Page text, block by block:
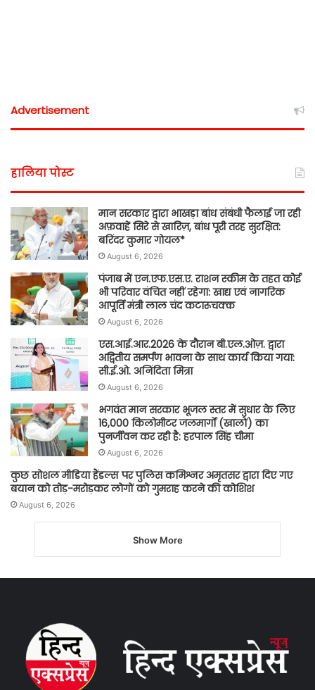
Advertisement
हालिया पोस्ट
मान सरकार द्वारा भाखड़ा बांध संबंधी फैलाई जा रही
अफ़वाहें सिरे से खारिज़, बांध पूरी तरह सुरक्षित:
बरिंदर कुमार गोयल*
August 6, 2026
पंजाब में एन.एफ.एस.ए. राशन स्कीम के तहत कोई
भी परिवार वंचित नहीं रहेगा: खाद्य एवं नागरिक
आपूर्ति मंत्री लाल चंद कटारूचक्क
August 6, 2026
एस.आई.आर.2026 के दौरान बी.एल.ओज़. द्वारा
अद्वितीय समर्पण भावना के साथ कार्य किया गया:
सी.ई.ओ. अनिंदिता मित्रा
August 6, 2026
भगवंत मान सरकार भूजल स्तर में सुधार के लिए
16,000 किलोमीटर जलमार्गों (खालों) का
पुनर्जीवन कर रही है: हरपाल सिंह चीमा
August 6, 2026
कुछ सोशल मीडिया हैंडल्स पर पुलिस कमिश्नर अमृतसर द्वारा दिए गए
बयान को तोड़-मरोड़कर लोगों को गुमराह करने की कोशिश
August 6, 2026
Show More